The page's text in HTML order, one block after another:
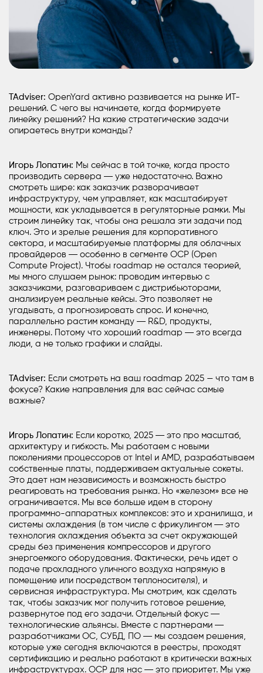
TAdviser: OpenYard активно развивается на рынке ИТ-
решений. С чего вы начинаете, когда формируете
линейку решений? На какие стратегические задачи
опираетесь внутри команды?
Игорь Лопатин: Мы сейчас в той точке, когда просто
производить сервера ― уже недостаточно. Важно
смотреть шире: как заказчик разворачивает
инфраструктуру, чем управляет, как масштабирует
мощности, как укладывается в регуляторные рамки. Мы
строим линейку так, чтобы она решала эти задачи под
ключ. Это и зрелые решения для корпоративного
сектора, и масштабируемые платформы для облачных
провайдеров ― особенно в сегменте OCP (Open
Compute Project). Чтобы roadmap не остался теорией,
мы много слушаем рынок: проводим интервью с
заказчиками, разговариваем с дистрибьюторами,
анализируем реальные кейсы. Это позволяет не
угадывать, а прогнозировать спрос. И конечно,
параллельно растим команду ― R&D, продукты,
инженеры. Потому что хороший roadmap ― это всегда
люди, а не только графики и слайды.
TAdviser: Если смотреть на ваш roadmap 2025 — что там в
фокусе? Какие направления для вас сейчас самые
важные?
Игорь Лопатин: Если коротко, 2025 ― это про масштаб,
архитектуру и гибкость. Мы работаем с новыми
поколениями процессоров от Intel и AMD, разрабатываем
собственные платы, поддерживаем актуальные сокеты.
Это дает нам независимость и возможность быстро
реагировать на требования рынка. Но «железом» все не
ограничивается. Мы все больше идем в сторону
программно-аппаратных комплексов: это и хранилища, и
системы охлаждения (в том числе с фрикулингом ― это
технология охлаждения объекта за счет окружающей
среды без применения компрессоров и другого
энергоемкого оборудования. Фактически, речь идет о
подаче прохладного уличного воздуха напрямую в
помещение или посредством теплоносителя), и
сервисная инфраструктура. Мы смотрим, как сделать
так, чтобы заказчик мог получить готовое решение,
развернутое под его задачи. Отдельный фокус ―
технологические альянсы. Вместе с партнерами ―
разработчиками ОС СУБД ПО ― мы создаем решения,
которые уже сегодня включаются в реестры, проходят
сертификацию и реально работают в критически важных
инфраструктурах. OCP для нас ― это приоритет. Мы уже